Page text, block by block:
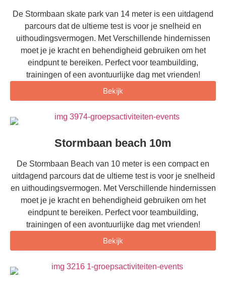
De Stormbaan skate park van 14 meter is een uitdagend
parcours dat de ultieme test is voor je snelheid en
uithoudingsvermogen. Met Verschillende hindernissen
moet je je kracht en behendigheid gebruiken om het
eindpunt te bereiken. Perfect voor teambuilding,
trainingen of een avontuurlijke dag met vrienden!
Bekijk
Stormbaan beach 10m
De Stormbaan Beach van 10 meter is een compact en
uitdagend parcours dat de ultieme test is voor je snelheid
en uithoudingsvermogen. Met Verschillende hindernissen
moet je je kracht en behendigheid gebruiken om het
eindpunt te bereiken. Perfect voor teambuilding,
trainingen of een avontuurlijke dag met vrienden!
Bekijk